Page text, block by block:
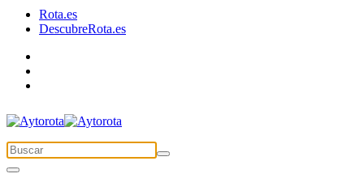
Rota.es
DescubreRota.es